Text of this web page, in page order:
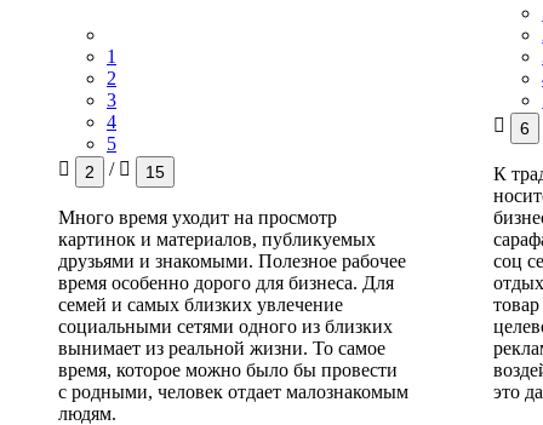
1
2
3
4
5
2 / 15
Много время уходит на просмотр
картинок и материалов, публикуемых
друзьями и знакомыми. Полезное рабочее
время особенно дорого для бизнеса. Для
семей и самых близких увлечение
социальными сетями одного из близких
вынимает из реальной жизни. То самое
время, которое можно было бы провести
с родными, человек отдает малознакомым
людям.
6
К
соц
это